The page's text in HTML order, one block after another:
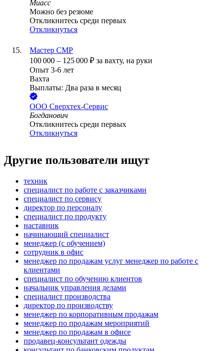
Миасс
Можно без резюме
Откликнитесь среди первых
Откликнуться
Мастер СМР
100 000 – 125 000 ₽ за вахту, на руки
Опыт 3-6 лет
Вахта
Выплаты: Два раза в месяц
ООО Сверхтех-Сервис
Богданович
Откликнитесь среди первых
Откликнуться
Другие пользователи ищут
техник
специалист по работе с заказчиками
специалист по сервису
директор по персоналу
специалист по продукту
наставник
начинающий специалист
менеджер (с обучением)
сотрудник в офис
менеджер по продажам услуг менеджер по работе с
клиентами
специалист по обучению клиентов
начальник управления делами
специалист производства
директор по производству
менеджер по корпоративным продажам
менеджер по продажам мероприятий
менеджер по продажам в офисе
продавец-консультант одежды